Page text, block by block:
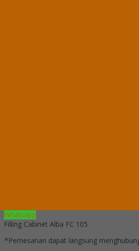
Whatsapp
Filling Cabinet Alba FC 105
*Pemesanan dapat langsung